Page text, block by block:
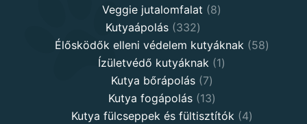
Veggie jutalomfalat 88
Kutyaápolás 332332
products
Élősködők elleni védelem kutyáknak 5858
Ízületvédő kutyáknak 11
Kutya bőrápolás 77
products
Kutya fogápolás 1313
products
Kutya fülcseppek és fültisztítók 44